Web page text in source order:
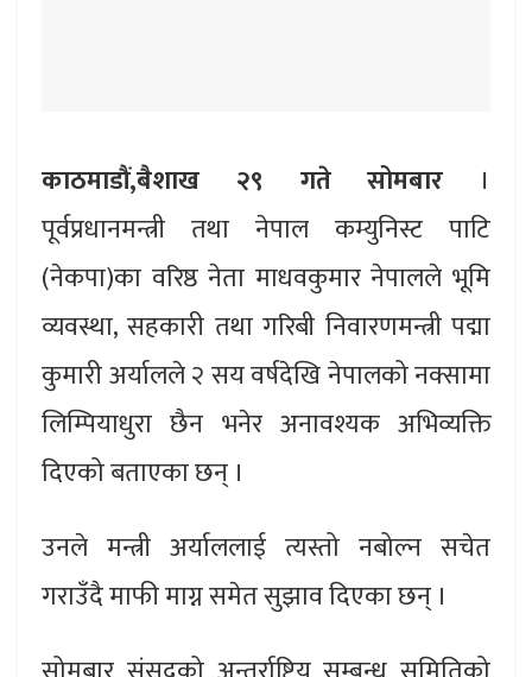
काठमाडौं,बैशाख २९ गते सोमबार ।
पूर्वप्रधानमन्त्री तथा नेपाल कम्युनिस्ट पाटि
(नेकपा)का वरिष्ठ नेता माधवकुमार नेपालले भूमि
व्यवस्था, सहकारी तथा गरिबी निवारणमन्त्री पद्मा
कुमारी अर्यालले २ सय वर्षदेखि नेपालको नक्सामा
लिम्पियाधुरा छैन भनेर अनावश्यक अभिव्यक्ति
दिएको बताएका छन् ।
उनले मन्त्री अर्याललाई त्यस्तो नबोल्न सचेत
गराउँदै माफी माग्न समेत सुझाव दिएका छन् ।